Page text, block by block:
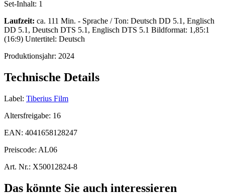
Set-Inhalt: 1
Laufzeit: ca. 111 Min. - Sprache / Ton: Deutsch DD 5.1, Englisch
DD 5.1, Deutsch DTS 5.1, Englisch DTS 5.1 Bildformat: 1,85:1
(16:9) Untertitel: Deutsch
Produktionsjahr: 2024
Technische Details
Label: Tiberius Film
Altersfreigabe: 16
EAN: 4041658128247
Preiscode: AL06
Art. Nr.: X50012824-8
Das könnte Sie auch interessieren